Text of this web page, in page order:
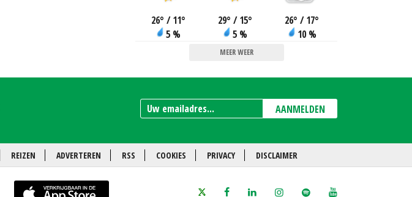
26° / 11°
5 %
29° / 15°
5 %
26° / 17°
10 %
MEER WEER
AANMELDEN
REIZEN ADVERTEREN RSS COOKIES PRIVACY DISCLAIMER